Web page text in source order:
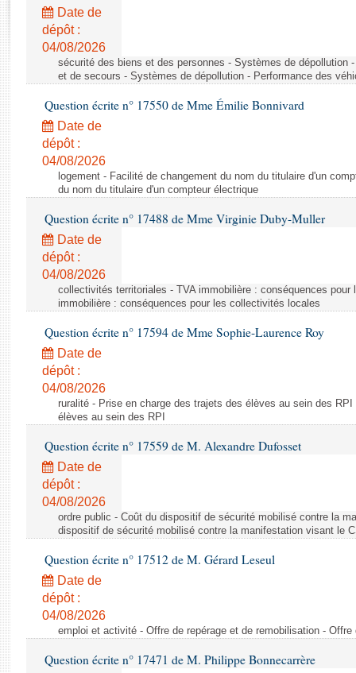
Rapports législatifs
Rapports sur l'application des lois
Baromètre de l’application des lois
Dossiers législatifs
Budget et sécurité sociale
Questions écrites et orales
Comptes rendus des débats
Date de
dépôt :
04/08/2026
sécurité des biens et des personnes - Systèmes de dépollution
et de secours - Systèmes de dépollution - Performance des
Question écrite n° 17550 de Mme Émilie Bonnivard
Date de
dépôt :
04/08/2026
logement - Facilité de changement du nom du titulaire d'un
du nom du titulaire d'un compteur électrique
Question écrite n° 17488 de Mme Virginie Duby-Muller
Date de
dépôt :
04/08/2026
collectivités territoriales - TVA immobilière : conséquences
immobilière : conséquences pour les collectivités locales
Question écrite n° 17594 de Mme Sophie-Laurence Roy
Date de
dépôt :
04/08/2026
ruralité - Prise en charge des trajets des élèves au sein des
élèves au sein des RPI
Question écrite n° 17559 de M. Alexandre Dufosset
Date de
dépôt :
04/08/2026
ordre public - Coût du dispositif de sécurité mobilisé contre la
dispositif de sécurité mobilisé contre la manifestation visant le
Question écrite n° 17512 de M. Gérard Leseul
Date de
dépôt :
04/08/2026
emploi et activité - Offre de repérage et de remobilisation -
Question écrite n° 17471 de M. Philippe Bonnecarrère